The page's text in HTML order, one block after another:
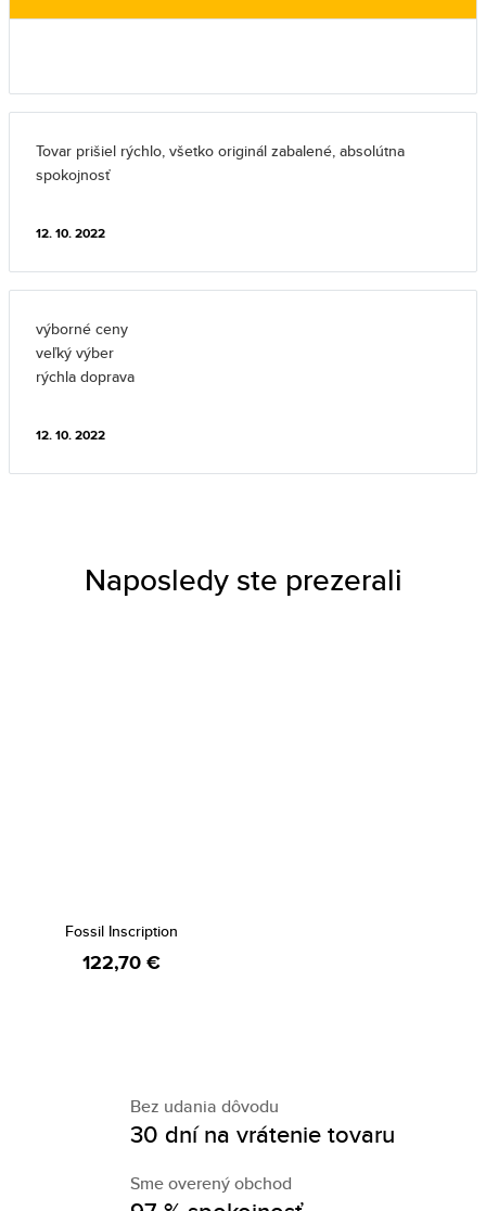
Tovar prišiel rýchlo, všetko originál zabalené, absolútna
spokojnosť
12. 10. 2022
výborné ceny
veľký výber
rýchla doprava
12. 10. 2022
Naposledy ste prezerali
Fossil Inscription
122,70 €
Bez udania dôvodu
30 dní na vrátenie tovaru
Sme overený obchod